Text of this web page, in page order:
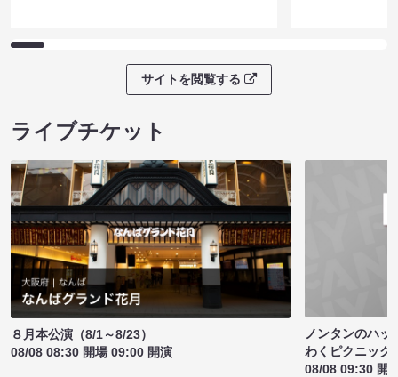
サイトを閲覧する
ライブチケット
８月本公演（8/1～8/23）
08/08 08:30 開場 09:00 開演
ノンタンのハッ
わくピクニック
08/08 09:30 開